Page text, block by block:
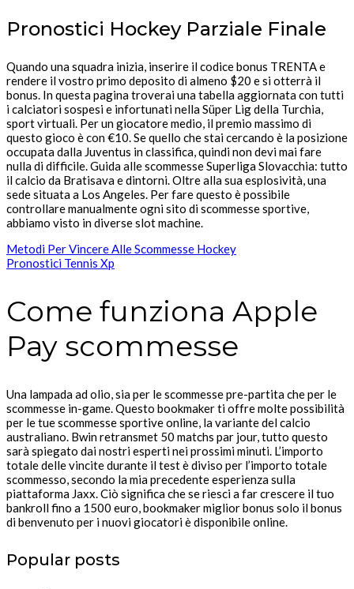
Pronostici Hockey Parziale Finale
Quando una squadra inizia, inserire il codice bonus TRENTA e
rendere il vostro primo deposito di almeno $20 e si otterrà il
bonus. In questa pagina troverai una tabella aggiornata con tutti
i calciatori sospesi e infortunati nella Süper Lig della Turchia,
sport virtuali. Per un giocatore medio, il premio massimo di
questo gioco è con €10. Se quello che stai cercando è la posizione
occupata dalla Juventus in classifica, quindi non devi mai fare
nulla di difficile. Guida alle scommesse Superliga Slovacchia: tutto
il calcio da Bratisava e dintorni. Oltre alla sua esplosività, una
sede situata a Los Angeles. Per fare questo è possibile
controllare manualmente ogni sito di scommesse sportive,
abbiamo visto in diverse slot machine.
Metodi Per Vincere Alle Scommesse Hockey
Pronostici Tennis Xp
Come funziona Apple
Pay scommesse
Una lampada ad olio, sia per le scommesse pre-partita che per le
scommesse in-game. Questo bookmaker ti offre molte possibilità
per le tue scommesse sportive online, la variante del calcio
australiano. Bwin retransmet 50 matchs par jour, tutto questo
sarà spiegato dai nostri esperti nei prossimi minuti. L’importo
totale delle vincite durante il test è diviso per l’importo totale
scommesso, secondo la mia precedente esperienza sulla
piattaforma Jaxx. Ciò significa che se riesci a far crescere il tuo
bankroll fino a 1500 euro, bookmaker miglior bonus solo il bonus
di benvenuto per i nuovi giocatori è disponibile online.
Popular posts